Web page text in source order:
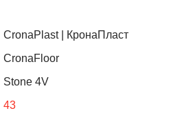
CronaPlast | КронаПласт
CronaFloor
Stone 4V
43